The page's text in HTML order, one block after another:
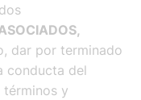
dar por terminado
conducta del
y